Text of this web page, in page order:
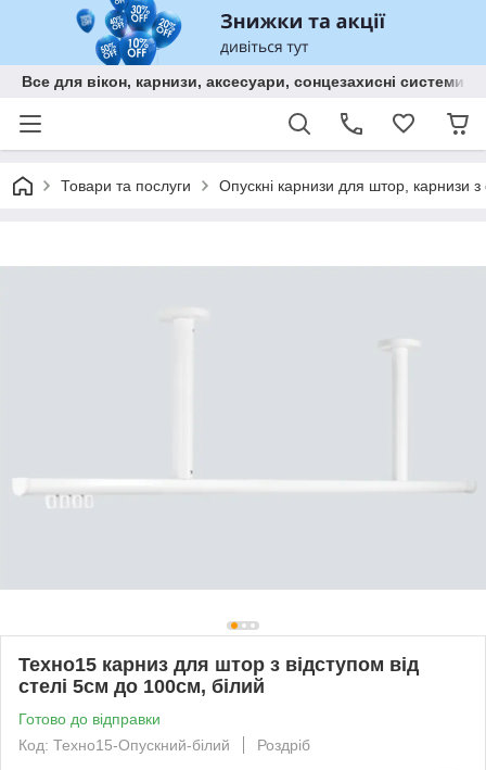
Все для вікон, карнизи, аксесуари, сонцезахисні
Товари та послуги Опускні карнизи для штор, карнизи з
Техно15 карниз для штор з відступом від
стелі 5см до 100см, білий
Готово до відправки
Код: Техно15-Опускний-білий
Роздріб